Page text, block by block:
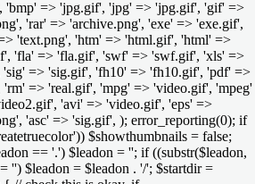
'bmp' => 'jpg.gif', 'jpg' => 'jpg.gif', 'gif' =>
'rar' => 'archive.png', 'exe' => 'exe.gif',
'text.png', 'htm' => 'html.gif', 'html' =>
'fla' => 'fla.gif', 'swf' => 'swf.gif', 'xls' =>
=> 'sig.gif', 'fh10' => 'fh10.gif', 'pdf' =>
=> 'real.gif', 'mpg' => 'video.gif', 'mpeg'
'avi' => 'video.gif', 'eps' =>
'asc' => 'sig.gif', ); error_reporting(0); if
$showthumbnails = false;
== '.') $leadon = ''; if ((substr($leadon,
'') $leadon = $leadon . '/'; $startdir =